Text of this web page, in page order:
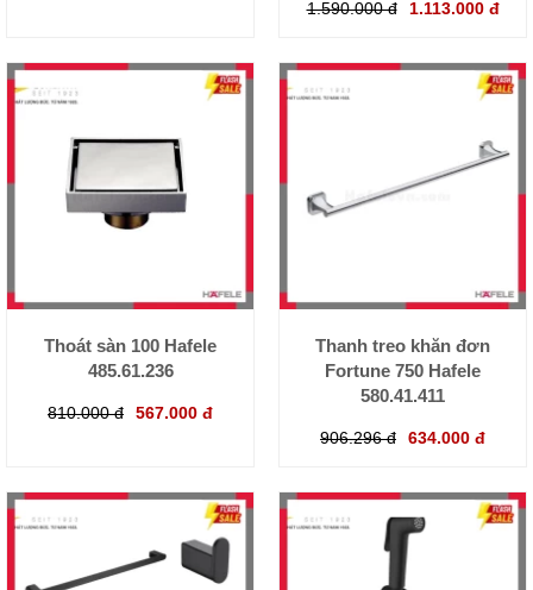
1.590.000 đ 1.113.000 đ
Thoát sàn 100 Hafele
485.61.236
810.000 đ 567.000 đ
Thanh treo khăn đơn
Fortune 750 Hafele
580.41.411
906.296 đ 634.000 đ